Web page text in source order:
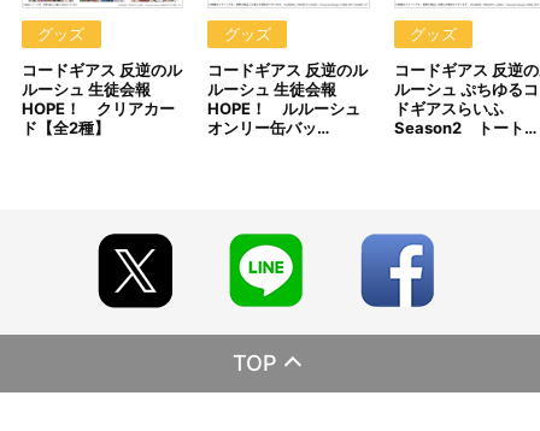
◆おひとり様1会計につき3個まで
上記以外の商品
【ご注意（必ずお読みください）】
■商品について
※本商品は、2025年6月28日（土）～7月21日（月・祝）アトレ
期にご注文の受付を終了させていただくことがございます。
※ご要望多数の場合、お届け時期を変更し、再度受注を行うこと
がございます。
※「在庫がありません」表示後も、ご注文のキャンセルや支払い
期限切れが発生した際は販売を再開させていただく場合がございま
す。あらかじめご了承ください。
グッズ
コードギアス 反逆のル
ルーシュ 生徒会報
HOPE！ クリアカー
ド【全2種】
グッズ
コードギアス 反逆のル
ルーシュ 生徒会報
HOPE！ ルルーシュ
オンリー缶バッ…
グッズ
コードギアス 反逆
ルーシュ ぷちゆる
ドギアスらいふ
Season2 トート…
TOP